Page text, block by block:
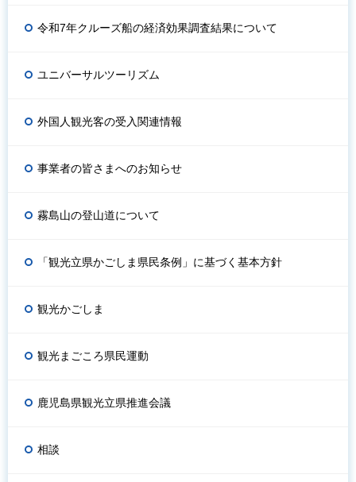
令和7年クルーズ船の経済効果調査結果について
ユニバーサルツーリズム
外国人観光客の受入関連情報
事業者の皆さまへのお知らせ
霧島山の登山道について
「観光立県かごしま県民条例」に基づく基本方針
観光かごしま
観光まごころ県民運動
鹿児島県観光立県推進会議
相談